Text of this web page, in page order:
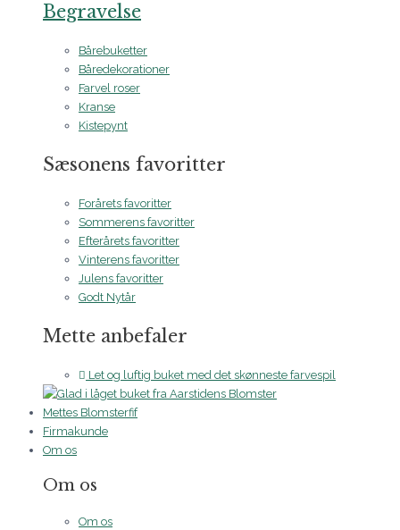
Begravelse
Bårebuketter
Båredekorationer
Farvel roser
Kranse
Kistepynt
Sæsonens favoritter
Forårets favoritter
Sommerens favoritter
Efterårets favoritter
Vinterens favoritter
Julens favoritter
Godt Nytår
Mette anbefaler
Let og luftig buket med det skønneste farvespil
Mettes Blomsterfif
Firmakunde
Om os
Om os
Om os